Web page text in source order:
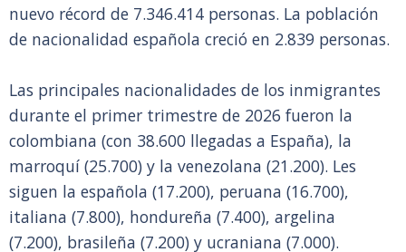
nuevo récord de 7.346.414 personas. La población
de nacionalidad española creció en 2.839 personas.
Las principales nacionalidades de los inmigrantes
durante el primer trimestre de 2026 fueron la
colombiana (con 38.600 llegadas a España), la
marroquí (25.700) y la venezolana (21.200). Les
siguen la española (17.200), peruana (16.700),
italiana (7.800), hondureña (7.400), argelina
(7.200), brasileña (7.200) y ucraniana (7.000).